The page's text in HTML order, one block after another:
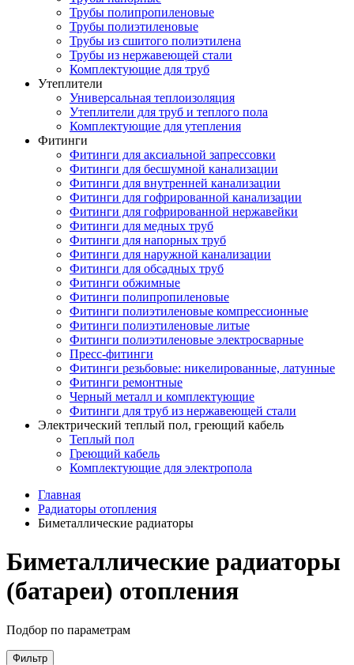
Трубы полипропиленовые
Трубы полиэтиленовые
Трубы из сшитого полиэтилена
Трубы из нержавеющей стали
Комплектующие для труб
Утеплители
Универсальная теплоизоляция
Утеплители для труб и теплого пола
Комплектующие для утепления
Фитинги
Фитинги для аксиальной запрессовки
Фитинги для бесшумной канализации
Фитинги для внутренней канализации
Фитинги для гофрированной канализации
Фитинги для гофрированной нержавейки
Фитинги для медных труб
Фитинги для напорных труб
Фитинги для наружной канализации
Фитинги для обсадных труб
Фитинги обжимные
Фитинги полипропиленовые
Фитинги полиэтиленовые компрессионные
Фитинги полиэтиленовые литые
Фитинги полиэтиленовые электросварные
Пресс-фитинги
Фитинги резьбовые: никелированные, латунные
Фитинги ремонтные
Черный металл и комплектующие
Фитинги для труб из нержавеющей стали
Электрический теплый пол, греющий кабель
Теплый пол
Греющий кабель
Комплектующие для электропола
Главная
Радиаторы отопления
Биметаллические радиаторы
Биметаллические радиаторы
(батареи) отопления
Подбор по параметрам
Фильтр